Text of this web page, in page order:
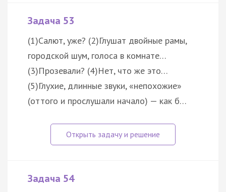
Задача 53
(1)Салют, уже? (2)Глушат двойные рамы,
городской шум, голоса в комнате…
(3)Прозевали? (4)Нет, что же это…
(5)Глухие, длинные звуки, «непохожие»
(оттого и прослушали начало) — как б…
Задача 54